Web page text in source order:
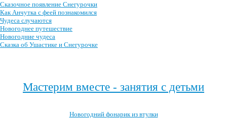
Сказочное появление Снегурочки
Как Анчутка с феей познакомился
Чудеса случаются
Новогоднее путешествие
Новогодние чудеса
Сказка об Ушастике и Снегурочке
Мастерим вместе - занятия с детьми
Новогодний фонарик из втулки